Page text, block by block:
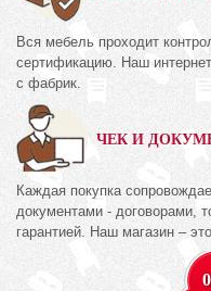
Вся мебель проходит
сертификацию. Наш
с фабрик.
ЧЕК И
Каждая покупка
документами - договорами,
гарантией. Наш магазин –